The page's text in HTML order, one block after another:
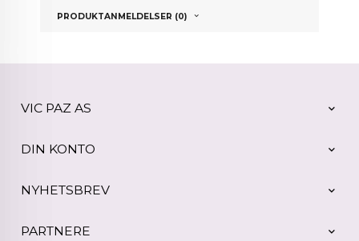
PRODUKTANMELDELSER (0)
VIC PAZ AS
DIN KONTO
NYHETSBREV
PARTNERE